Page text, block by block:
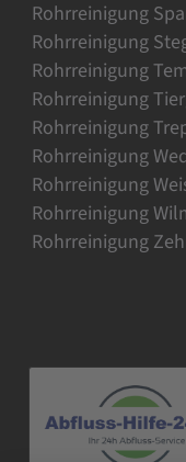
Rohrreinigung
Rohrreinigung
Rohrreinigung
Rohrreinigung
Rohrreinigung
Rohrreinigung
Rohrreinigung
Rohrreinigung
Rohrreinigung